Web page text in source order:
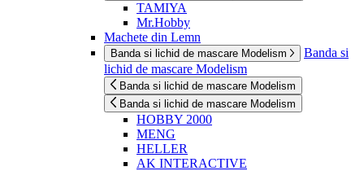
TAMIYA
Mr.Hobby
Machete din Lemn
Banda si lichid de mascare Modelism
Banda si
lichid de mascare Modelism
Banda si lichid de mascare Modelism
Banda si lichid de mascare Modelism
HOBBY 2000
MENG
HELLER
AK INTERACTIVE